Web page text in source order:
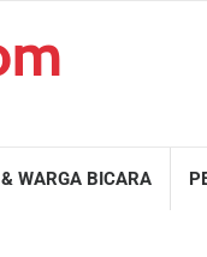
WARGA BICARA